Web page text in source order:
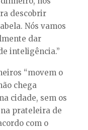
descobrir
Nós vamos
dar
inteligência.”
“movem o
chega
cidade, sem os
prateleira de
com o